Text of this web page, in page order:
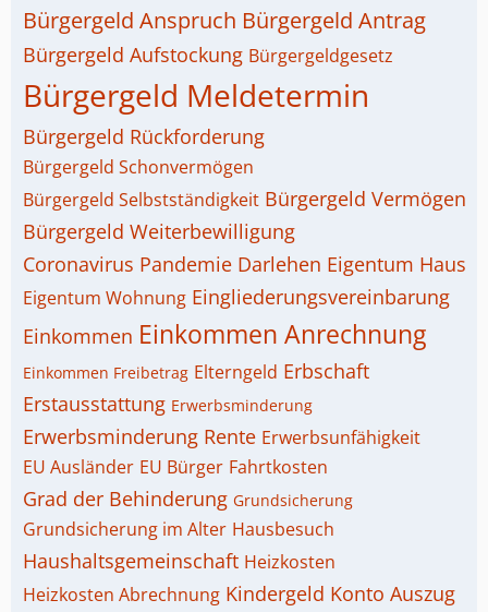
Bürgergeld Anspruch Bürgergeld Antrag
Bürgergeld Aufstockung Bürgergeldgesetz
Bürgergeld Meldetermin
Bürgergeld Rückforderung
Bürgergeld Schonvermögen
Bürgergeld Selbstständigkeit Bürgergeld Vermögen
Bürgergeld Weiterbewilligung
Coronavirus Pandemie Darlehen Eigentum Haus
Eigentum Wohnung Eingliederungsvereinbarung
Einkommen Einkommen Anrechnung
Einkommen Freibetrag Elterngeld Erbschaft
Erstausstattung Erwerbsminderung
Erwerbsminderung Rente Erwerbsunfähigkeit
EU Ausländer EU Bürger Fahrtkosten
Grad der Behinderung Grundsicherung
Grundsicherung im Alter Hausbesuch
Haushaltsgemeinschaft Heizkosten
Heizkosten Abrechnung Kindergeld Konto Auszug